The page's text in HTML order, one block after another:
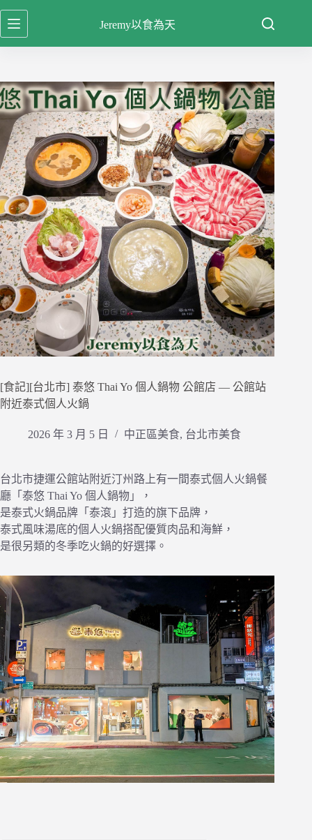
跳
至
容
Jeremy以食為天
[食記][台北市] 泰悠 Thai Yo 個人鍋物 公館店 — 公館站
附近泰式個人火鍋
2026 年 3 月 5 日 中正區美食, 台北市美食
台北市捷運公館站附近汀州路上有一間泰式個人火鍋餐
廳「泰悠 Thai Yo 個人鍋物」，
是泰式火鍋品牌「泰滾」打造的旗下品牌，
泰式風味湯底的個人火鍋搭配優質肉品和海鮮，
是很另類的冬季吃火鍋的好選擇。